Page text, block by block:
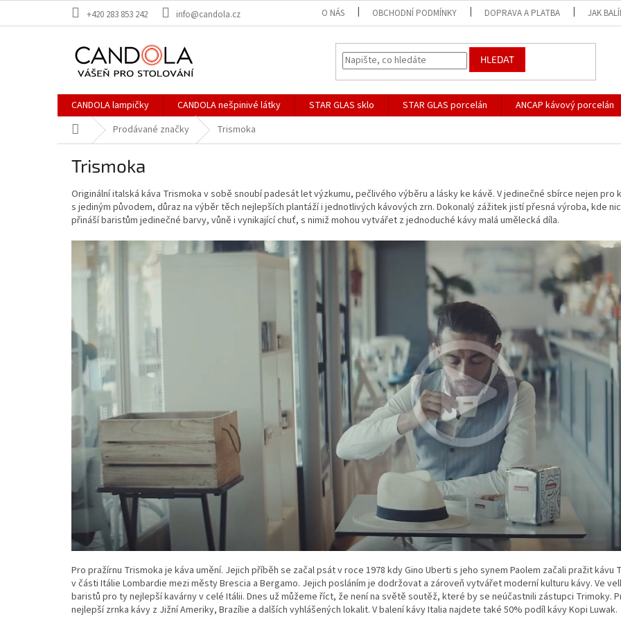
+420 283 853 242 info@candola.cz O NÁS OBCHODNÍ PODMÍNKY DOPRAVA A PLATBA JAK
HLEDAT
CANDOLA lampičky CANDOLA nešpinivé látky STAR GLAS sklo STAR GLAS porcelán ANCAP kávový porcelán
Domů Prodávané značky Trismoka
Trismoka
Originální italská káva Trismoka v sobě snoubí padesát let výzkumu, pečlivého výběru a lásky ke kávě. V jedinečné sbírce nejen pro
s jediným původem, důraz na výběr těch nejlepších plantáží i jednotlivých kávových zrn. Dokonalý zážitek jistí přesná výroba, kde
přináší baristům jedinečné barvy, vůně i vynikající chuť, s nimiž mohou vytvářet z jednoduché kávy malá umělecká díla.
Pro pražírnu Trismoka je káva umění. Jejich příběh se začal psát v roce 1978 kdy Gino Uberti s jeho synem Paolem začali pražit kávu
v části Itálie Lombardie mezi městy Brescia a Bergamo. Jejich posláním je dodržovat a zároveň vytvářet moderní kulturu kávy. Ve
baristů pro ty nejlepší kavárny v celé Itálii. Dnes už můžeme říct, že není na světě soutěž, které by se neúčastnili zástupci Trimoky.
nejlepší zrnka kávy z Jižní Ameriky, Brazílie a dalších vyhlášených lokalit. V balení kávy Italia najdete také 50% podíl kávy Kopi Luwak.